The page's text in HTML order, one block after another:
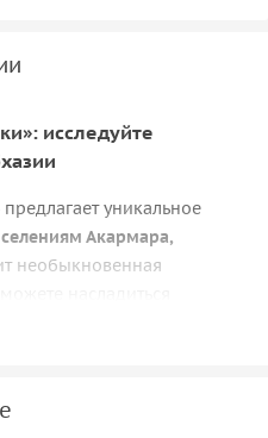
исследуйте
уникальное
Акармара,
необыкновенная
культуре и истории
среди которых —